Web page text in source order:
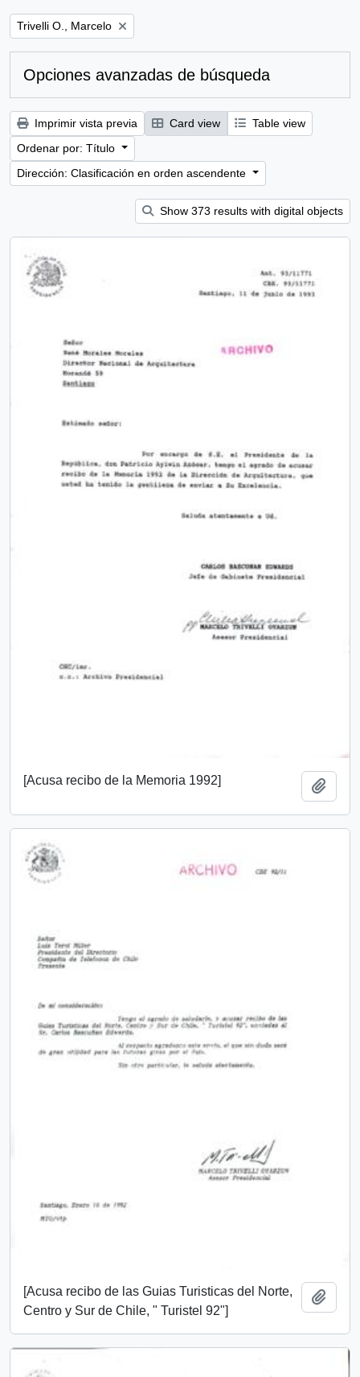
Remove filter:
Trivelli O., Marcelo
Opciones avanzadas de búsqueda
Imprimir vista previa Card view
Table view
Ordenar por: Título
Dirección: Clasificación en orden ascendente
Show 373 results with digital objects
[Acusa recibo de la Memoria 1992]
[Acusa recibo de las Guias Turisticas del Norte,
Centro y Sur de Chile, " Turistel 92"]